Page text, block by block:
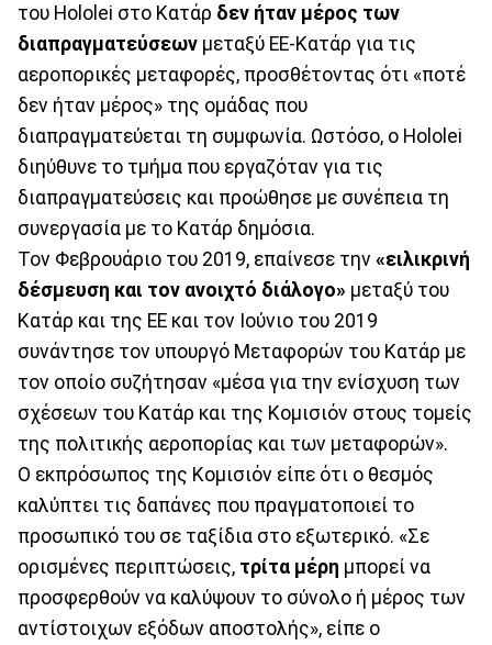
του Hololei στο Κατάρ δεν ήταν μέρος των
διαπραγματεύσεων μεταξύ ΕΕ-Κατάρ για τις
αεροπορικές μεταφορές, προσθέτοντας ότι «ποτέ
δεν ήταν μέρος» της ομάδας που
διαπραγματεύεται τη συμφωνία. Ωστόσο, ο Hololei
διηύθυνε το τμήμα που εργαζόταν για τις
διαπραγματεύσεις και προώθησε με συνέπεια τη
συνεργασία με το Κατάρ δημόσια.
Τον Φεβρουάριο του 2019, επαίνεσε την «ειλικρινή
δέσμευση και τον ανοιχτό διάλογο» μεταξύ του
Κατάρ και της ΕΕ και τον Ιούνιο του 2019
συνάντησε τον υπουργό Μεταφορών του Κατάρ με
τον οποίο συζήτησαν «μέσα για την ενίσχυση των
σχέσεων του Κατάρ και της Κομισιόν στους τομείς
της πολιτικής αεροπορίας και των μεταφορών».
Ο εκπρόσωπος της Κομισιόν είπε ότι ο θεσμός
καλύπτει τις δαπάνες που πραγματοποιεί το
προσωπικό του σε ταξίδια στο εξωτερικό. «Σε
ορισμένες περιπτώσεις, τρίτα μέρη μπορεί να
προσφερθούν να καλύψουν το σύνολο ή μέρος των
αντίστοιχων εξόδων αποστολής», είπε ο